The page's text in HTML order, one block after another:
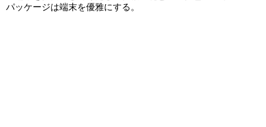
パッケージは端末を優雅にする。